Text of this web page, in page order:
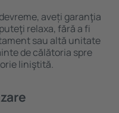
aveți garanţia
relaxa, fără a fi
sau altă unitate
de călătoria spre
liniştită.